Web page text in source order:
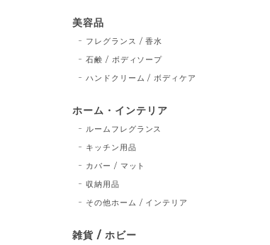
美容品
フレグランス / 香水
石鹸 / ボディソープ
ハンドクリーム / ボディケア
ホーム・インテリア
ルームフレグランス
キッチン用品
カバー / マット
収納用品
その他ホーム / インテリア
雑貨 / ホビー